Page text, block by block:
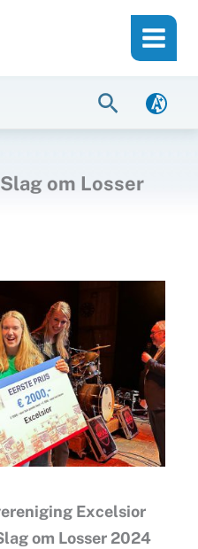
Zoeken
om Losser
Excelsior
om Losser 2024